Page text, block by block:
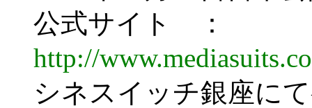
公式サイト ：
http://
シネスイッチ銀座に